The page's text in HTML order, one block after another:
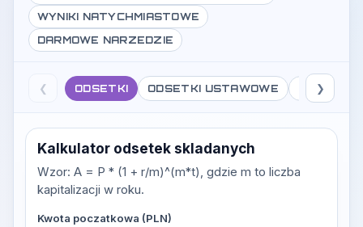
WYNIKI NATYCHMIASTOWE
DARMOWE NARZEDZIE
❮ ODSETKI ODSETKI USTAWOWE PROMILE
❯
Kalkulator odsetek skladanych
Wzor: A = P * (1 + r/m)^(m*t), gdzie m to liczba
kapitalizacji w roku.
Kwota poczatkowa (PLN)